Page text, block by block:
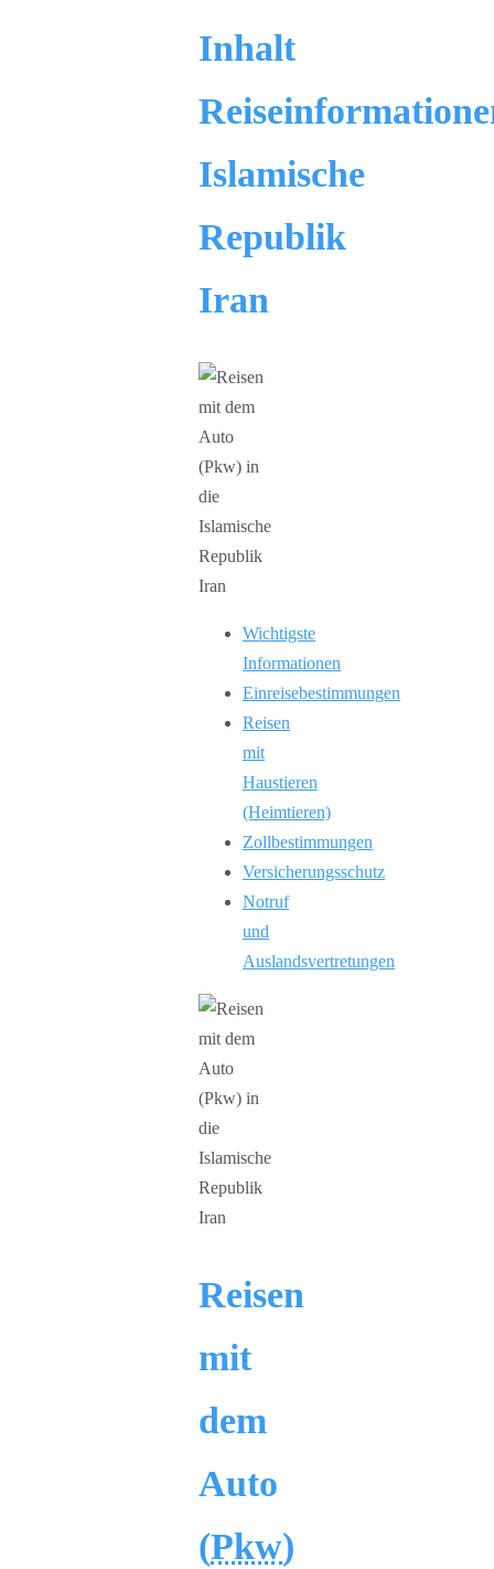
Inhalt
Islamische
Republik
Iran
Wichtigste
Informationen
Einreisebestimmungen
Reisen
mit
Haustieren
(Heimtieren)
Zollbestimmungen
Versicherungsschutz
Notruf
und
Auslandsvertretungen
Reisen
mit
dem
Auto
(Pkw)